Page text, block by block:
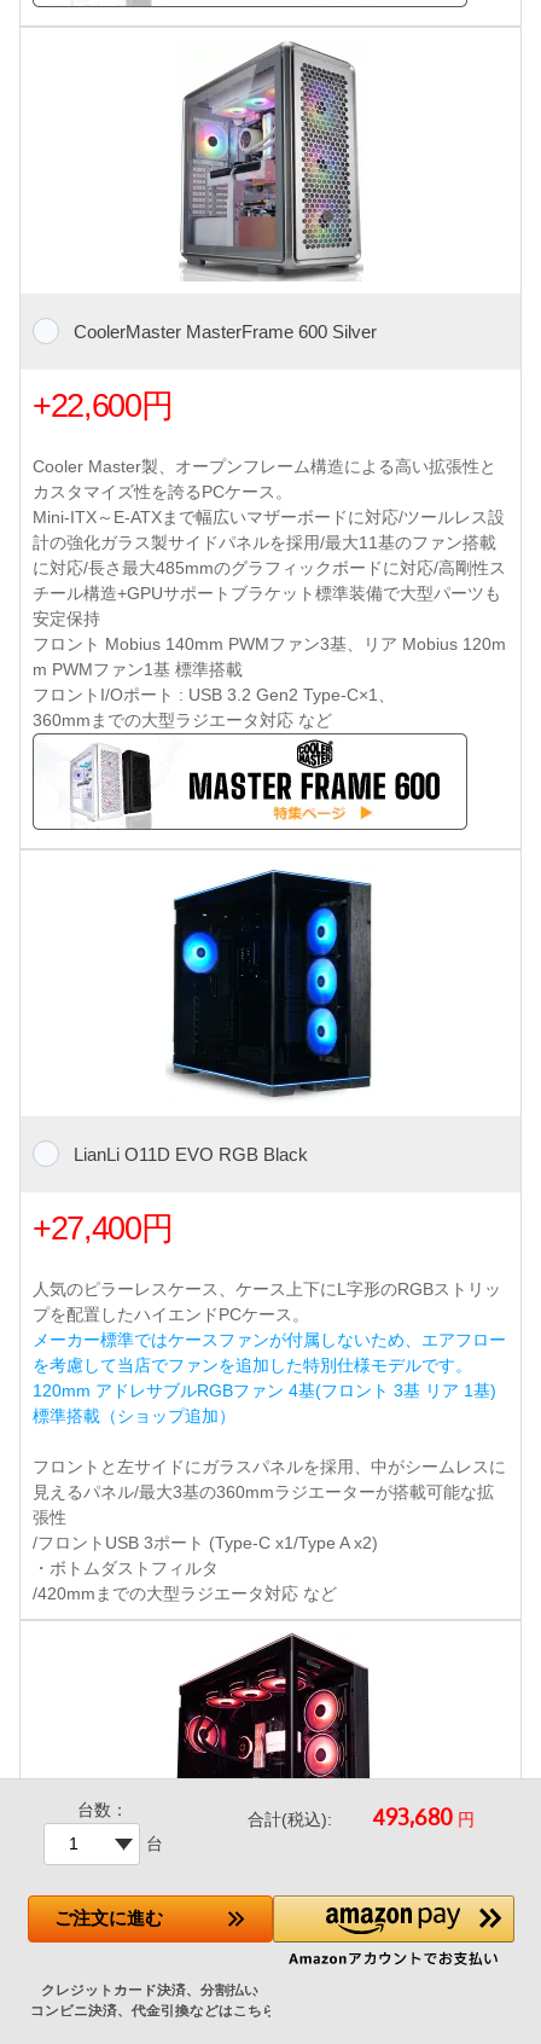
CoolerMaster MasterFrame 600 Silver
+22,600円
Cooler Master製、オープンフレーム構造による高い拡張性と
カスタマイズ性を誇るPCケース。
Mini-ITX～E-ATXまで幅広いマザーボードに対応/ツールレス設
計の強化ガラス製サイドパネルを採用/最大11基のファン搭載
に対応/長さ最大485mmのグラフィックボードに対応/高剛性ス
チール構造+GPUサポートブラケット標準装備で大型パーツも
安定保持
フロント Mobius 140mm PWMファン3基、リア Mobius 120m
m PWMファン1基 標準搭載
フロントI/Oポート : USB 3.2 Gen2 Type-C×1、
360mmまでの大型ラジエータ対応 など
LianLi O11D EVO RGB Black
+27,400円
人気のピラーレスケース、ケース上下にL字形のRGBストリッ
プを配置したハイエンドPCケース。
メーカー標準ではケースファンが付属しないため、エアフロー
を考慮して当店でファンを追加した特別仕様モデルです。
120mm アドレサブルRGBファン 4基(フロント 3基 リア 1基)
標準搭載（ショップ追加）
フロントと左サイドにガラスパネルを採用、中がシームレスに
見えるパネル/最大3基の360mmラジエーターが搭載可能な拡
張性
/フロントUSB 3ポート (Type-C x1/Type A x2)
・ボトムダストフィルタ
/420mmまでの大型ラジエータ対応 など
LianLi O11D EVO RGB Black 特別仕様
+43,500円
台数：
台
合計(税込): 円
ご注文に進む